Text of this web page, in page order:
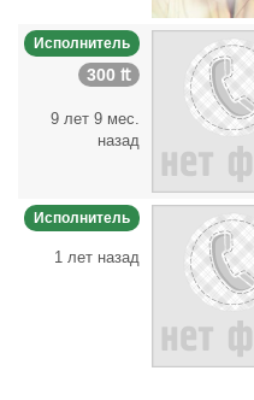
Исполнитель
300 ₶
9 лет 9 мес.
назад
Исполнитель
1 лет назад